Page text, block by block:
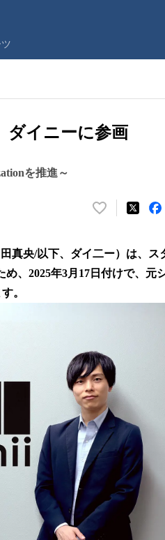
ダイニーに参画
を推進～
い
！
数
読
中
で
す
真央/以下、ダイ二ー）は、ス
、2025年3月17日付けで、元
。